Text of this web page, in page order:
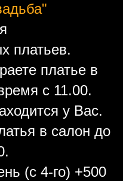
платьев.
платье в
с 11.00.
у Вас.
в салон до
(с 4-го) +500